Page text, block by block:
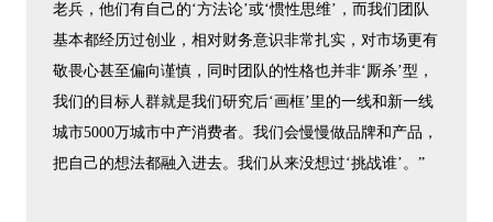
老兵，他们有自己的‘方法论’或‘惯性思维’，而我们团队
基本都经历过创业，相对财务意识非常扎实，对市场更有
敬畏心甚至偏向谨慎，同时团队的性格也并非‘厮杀’型，
我们的目标人群就是我们研究后‘画框’里的一线和新一线
城市5000万城市中产消费者。我们会慢慢做品牌和产品，
把自己的想法都融入进去。我们从来没想过‘挑战谁’。”